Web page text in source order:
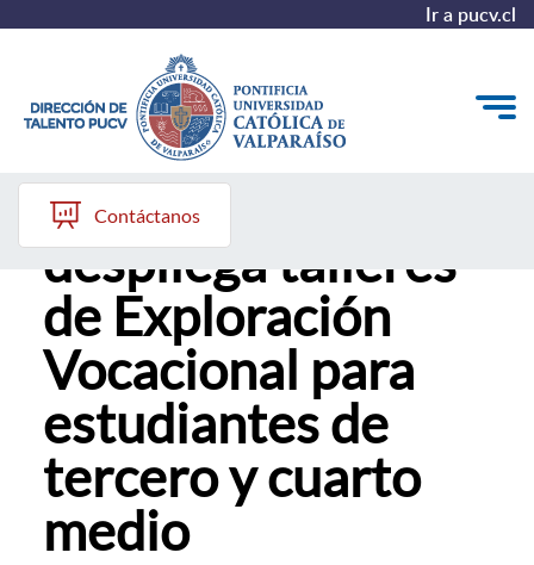
Ir a pucv.cl
Quiénes somos
Nuestros Programas
Investigación
Recursos
Contáctanos
PACE-PUCV
despliega talleres
de Exploración
Vocacional para
estudiantes de
tercero y cuarto
medio